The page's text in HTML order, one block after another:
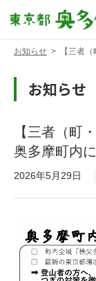
お知らせ >
お知らせ
【三者（町
奥多摩町内
2026年5月29日